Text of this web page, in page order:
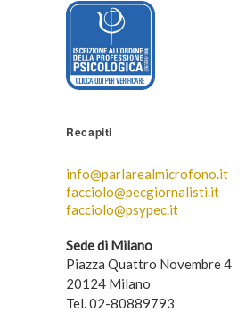
Recapiti
info@parlarealmicrofono.it
facciolo@pecgiornalisti.it
facciolo@psypec.it
Sede di Milano
Piazza Quattro Novembre 4
20124 Milano
Tel. 02-80889793